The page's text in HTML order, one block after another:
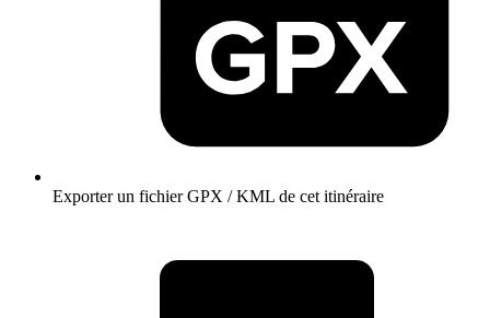
Exporter un fichier GPX / KML de cet itinéraire